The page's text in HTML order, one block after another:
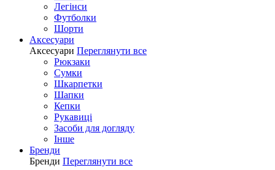
Легінси
Футболки
Шорти
Аксесуари
Аксесуари Переглянути все
Рюкзаки
Сумки
Шкарпетки
Шапки
Кепки
Рукавиці
Засоби для догляду
Інше
Бренди
Бренди Переглянути все